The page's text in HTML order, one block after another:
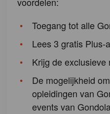
Toegang tot alle
Lees 3 gratis Plus-
Krijg de exclusieve
De mogelijkheid
opleidingen van
events van